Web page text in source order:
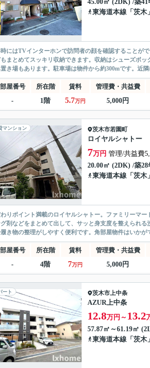
45.00㎡ (2DK) /築41
東海道本線 「 茨木
にはTVインターホンで訪問者の顔を確認することが
まとめてスッキリ収納できます。収納はシューズボ
き場もあります。駐車場は物件から約300mです。近
部屋番号 所在階 賃料 管理費・共益費
-
1階 5.7万円 5,000円
マンション 茨木市若園町
ロイヤルシャトー
7万円 管理/共益費
20.00㎡ (2DK) /築28
東海道本線 「 茨木
りポイント満載のロイヤルシャトー。ファミリーマ
グ剤などをまとめて出して、サッと身支度を整えられ
き物の整理がしやすく便利です。角部屋物件はいか
部屋番号 所在階 賃料 管理費・共益費
-
4階 7万円 5,000円
ート 茨木市上中条
AZUR上中条
12.8万円～ 13.2
57.87㎡～61.19㎡
東海道本線 「 茨木